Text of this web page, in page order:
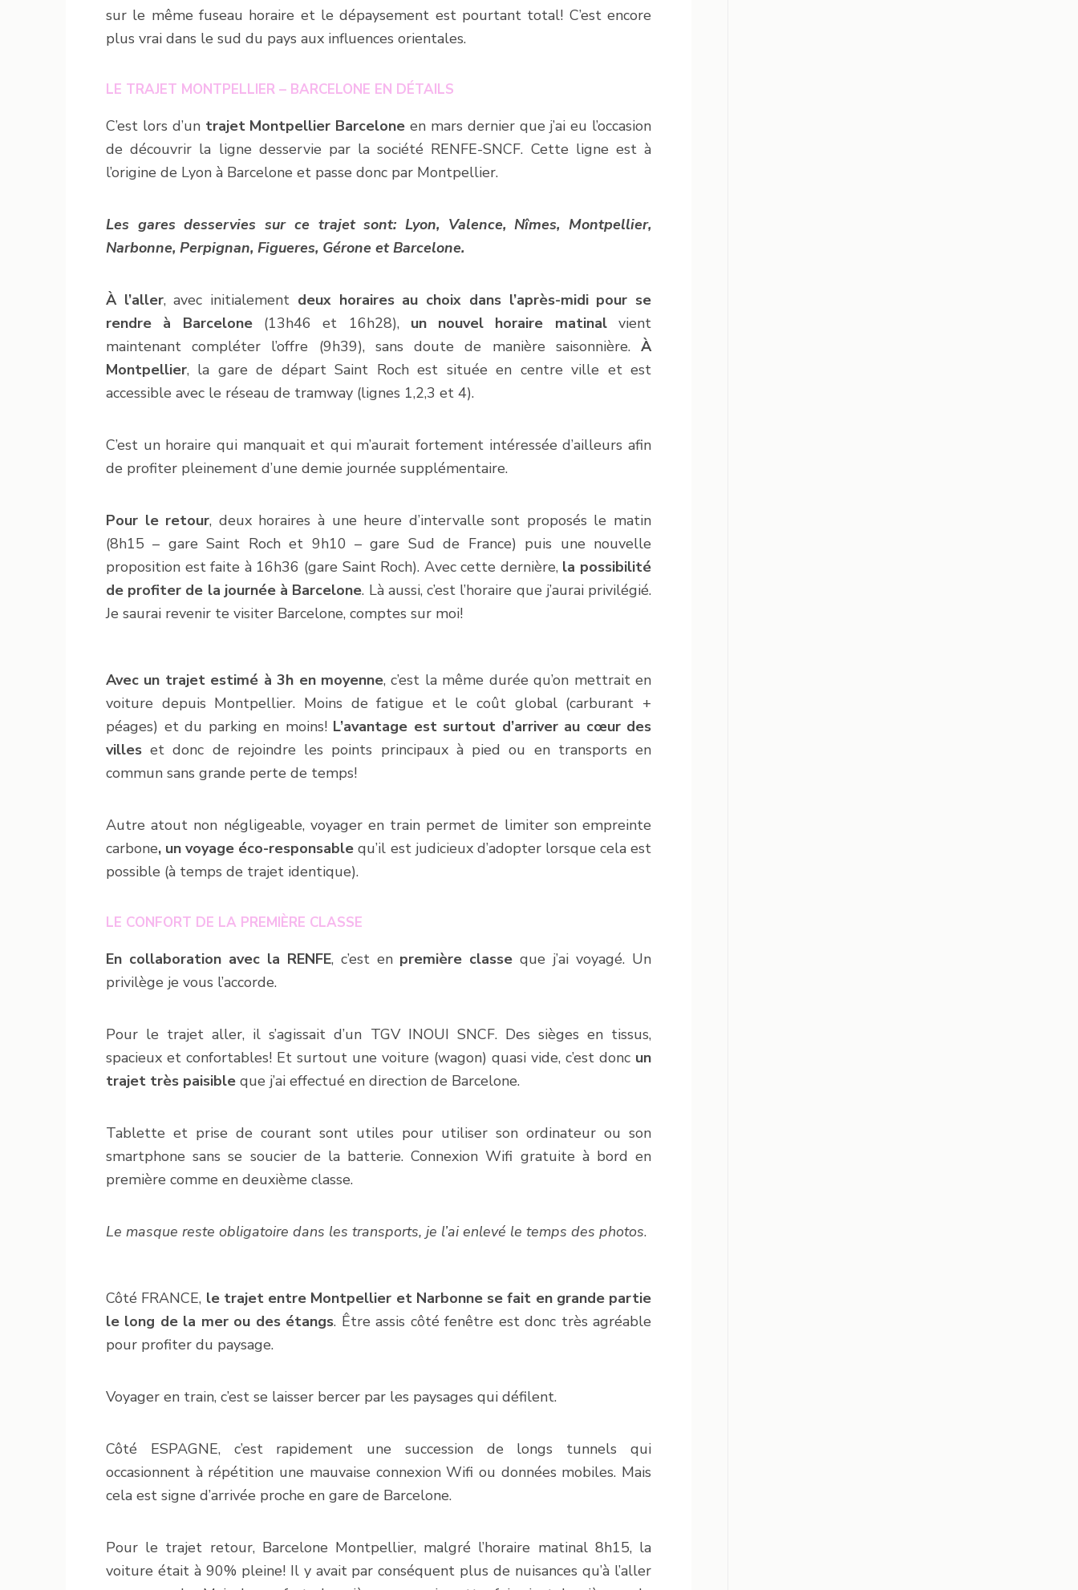
sur le même fuseau horaire et le dépaysement est pourtant total! C’est encore
plus vrai dans le sud du pays aux influences orientales.
LE TRAJET MONTPELLIER – BARCELONE EN DÉTAILS
C’est lors d’un trajet Montpellier Barcelone en mars dernier que j’ai eu l’occasion
de découvrir la ligne desservie par la société RENFE-SNCF. Cette ligne est à
l’origine de Lyon à Barcelone et passe donc par Montpellier.
Les gares desservies sur ce trajet sont: Lyon, Valence, Nîmes, Montpellier,
Narbonne, Perpignan, Figueres, Gérone et Barcelone.
À l’aller, avec initialement deux horaires au choix dans l’après-midi pour se
rendre à Barcelone(13h46 et 16h28), un nouvel horaire matinalvient
maintenant compléter l’offre (9h39), sans doute de manière saisonnière. À
Montpellier, la gare de départ Saint Roch est située en centre ville et est
accessible avec le réseau de tramway (lignes 1,2,3 et 4).
C’est un horaire qui manquait et qui m’aurait fortement intéressée d’ailleurs afin
de profiter pleinement d’une demie journée supplémentaire.
Pour le retour, deux horaires à une heure d’intervalle sont proposés le matin
(8h15 – gare Saint Roch et 9h10 – gare Sud de France) puis une nouvelle
proposition est faite à 16h36 (gare Saint Roch). Avec cette dernière, la possibilité
de profiter de la journée à Barcelone. Là aussi, c’est l’horaire que j’aurai privilégié.
Je saurai revenir te visiter Barcelone, comptes sur moi!
Avec un trajet estimé à 3h en moyenne, c’est la même durée qu’on mettrait en
voiture depuis Montpellier. Moins de fatigue et le coût global (carburant +
péages) et du parking en moins! L’avantage est surtout d’arriver au cœur des
villes et donc de rejoindre les points principaux à pied ou en transports en
commun sans grande perte de temps!
Autre atout non négligeable, voyager en train permet de limiter son empreinte
carbone, un voyage éco-responsable qu’il est judicieux d’adopter lorsque cela est
possible (à temps de trajet identique).
LE CONFORT DE LA PREMIÈRE CLASSE
En collaboration avec la RENFE, c’est en première classe que j’ai voyagé. Un
privilège je vous l’accorde.
Pour le trajet aller, il s’agissait d’un TGV INOUI SNCF. Des sièges en tissus,
spacieux et confortables! Et surtout une voiture (wagon) quasi vide, c’est donc un
trajet très paisible que j’ai effectué en direction de Barcelone.
Tablette et prise de courant sont utiles pour utiliser son ordinateur ou son
smartphone sans se soucier de la batterie. Connexion Wifi gratuite à bord en
première comme en deuxième classe.
Le masque reste obligatoire dans les transports, je l’ai enlevé le temps des photos.
Côté FRANCE, le trajet entre Montpellier et Narbonne se fait en grande partie
le long de la mer ou des étangs. Être assis côté fenêtre est donc très agréable
pour profiter du paysage.
Voyager en train, c’est se laisser bercer par les paysages qui défilent.
Côté ESPAGNE, c’est rapidement une succession de longs tunnels qui
occasionnent à répétition une mauvaise connexion Wifi ou données mobiles. Mais
cela est signe d’arrivée proche en gare de Barcelone.
Pour le trajet retour, Barcelone Montpellier, malgré l’horaire matinal 8h15, la
voiture était à 90% pleine! Il y avait par conséquent plus de nuisances qu’à l’aller